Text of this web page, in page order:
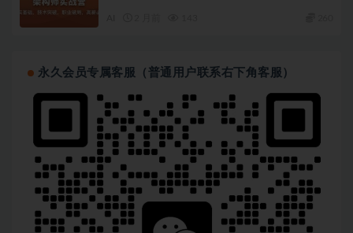
永久会员专属客服（普通用户联系右下角客服）